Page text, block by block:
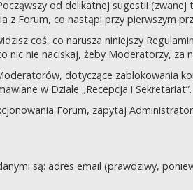
od delikatnej sugestii
z Forum, co nastąpi przy pierwszym
coś, co narusza niniejszy
nie naciskaj, żeby Moderatorzy, za
dotyczące zablokowania
w Dziale „Recepcja i Sekretariat”.
Forum, zapytaj
są: adres email (prawdziwy,